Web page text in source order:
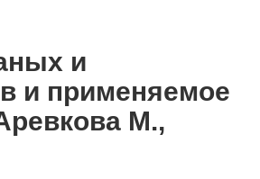
и
и применяемое
М.,